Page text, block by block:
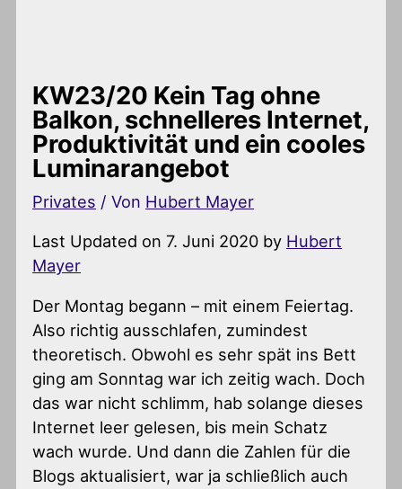
KW23/20 Kein Tag ohne
Balkon, schnelleres Internet,
Produktivität und ein cooles
Luminarangebot
Privates / Von Hubert Mayer
Last Updated on 7. Juni 2020 by Hubert
Mayer
Der Montag begann – mit einem Feiertag.
Also richtig ausschlafen, zumindest
theoretisch. Obwohl es sehr spät ins Bett
ging am Sonntag war ich zeitig wach. Doch
das war nicht schlimm, hab solange dieses
Internet leer gelesen, bis mein Schatz
wach wurde. Und dann die Zahlen für die
Blogs aktualisiert, war ja schließlich auch